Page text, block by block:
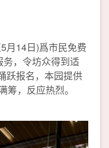
月14日)爲市民免费
，令坊众得到适
跃报名，本园提供
筹，反应热烈。